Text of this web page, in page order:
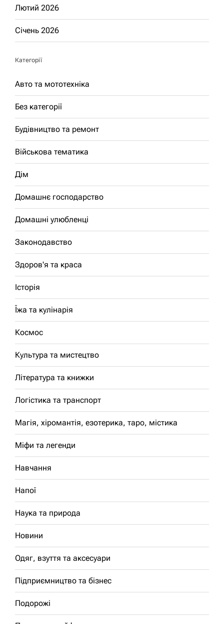
Лютий 2026
Січень 2026
Категорії
Авто та мототехніка
Без категорії
Будівництво та ремонт
Військова тематика
Дім
Домашнє господарство
Домашні улюбленці
Законодавство
Здоров'я та краса
Історія
Їжа та кулінарія
Космос
Культура та мистецтво
Література та книжки
Логістика та транспорт
Магія, хіромантія, езотерика, таро, містика
Міфи та легенди
Навчання
Напої
Наука та природа
Новини
Одяг, взуття та аксесуари
Підприємництво та бізнес
Подорожі